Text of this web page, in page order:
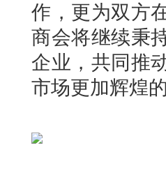
作，更为双方
商会将继续秉
企业，共同推
市场更加辉煌的